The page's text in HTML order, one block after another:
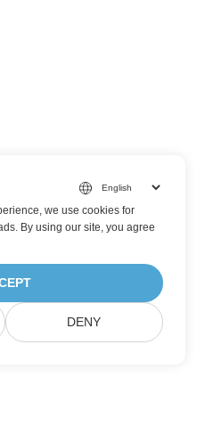
we use cookies for
By using our site, you agree
DENY